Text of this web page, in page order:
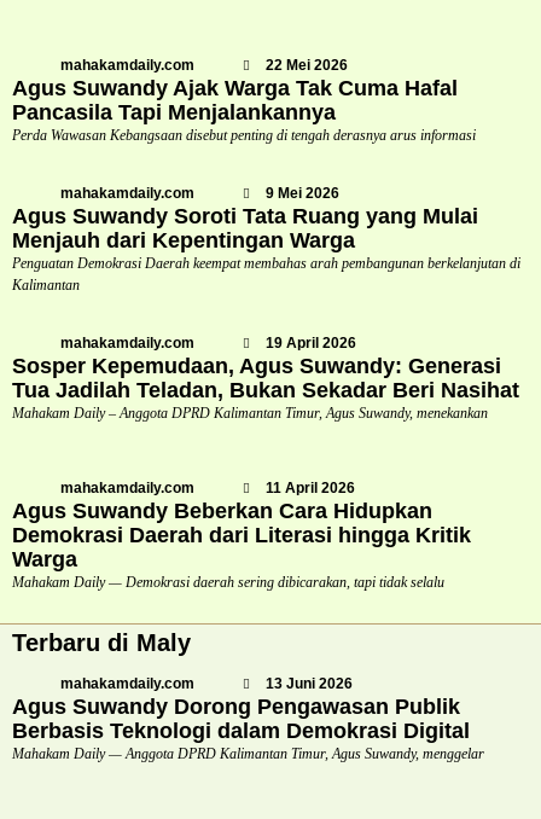
mahakamdaily.com 22 Mei 2026
Agus Suwandy Ajak Warga Tak Cuma Hafal
Pancasila Tapi Menjalankannya
Perda Wawasan Kebangsaan disebut penting di tengah derasnya arus informasi
mahakamdaily.com 9 Mei 2026
Agus Suwandy Soroti Tata Ruang yang Mulai
Menjauh dari Kepentingan Warga
Penguatan Demokrasi Daerah keempat membahas arah pembangunan berkelanjutan di
Kalimantan
mahakamdaily.com 19 April 2026
Sosper Kepemudaan, Agus Suwandy: Generasi
Tua Jadilah Teladan, Bukan Sekadar Beri Nasihat
Mahakam Daily – Anggota DPRD Kalimantan Timur, Agus Suwandy, menekankan
mahakamdaily.com 11 April 2026
Agus Suwandy Beberkan Cara Hidupkan
Demokrasi Daerah dari Literasi hingga Kritik
Warga
Mahakam Daily — Demokrasi daerah sering dibicarakan, tapi tidak selalu
Terbaru di Maly
mahakamdaily.com 13 Juni 2026
Agus Suwandy Dorong Pengawasan Publik
Berbasis Teknologi dalam Demokrasi Digital
Mahakam Daily — Anggota DPRD Kalimantan Timur, Agus Suwandy, menggelar